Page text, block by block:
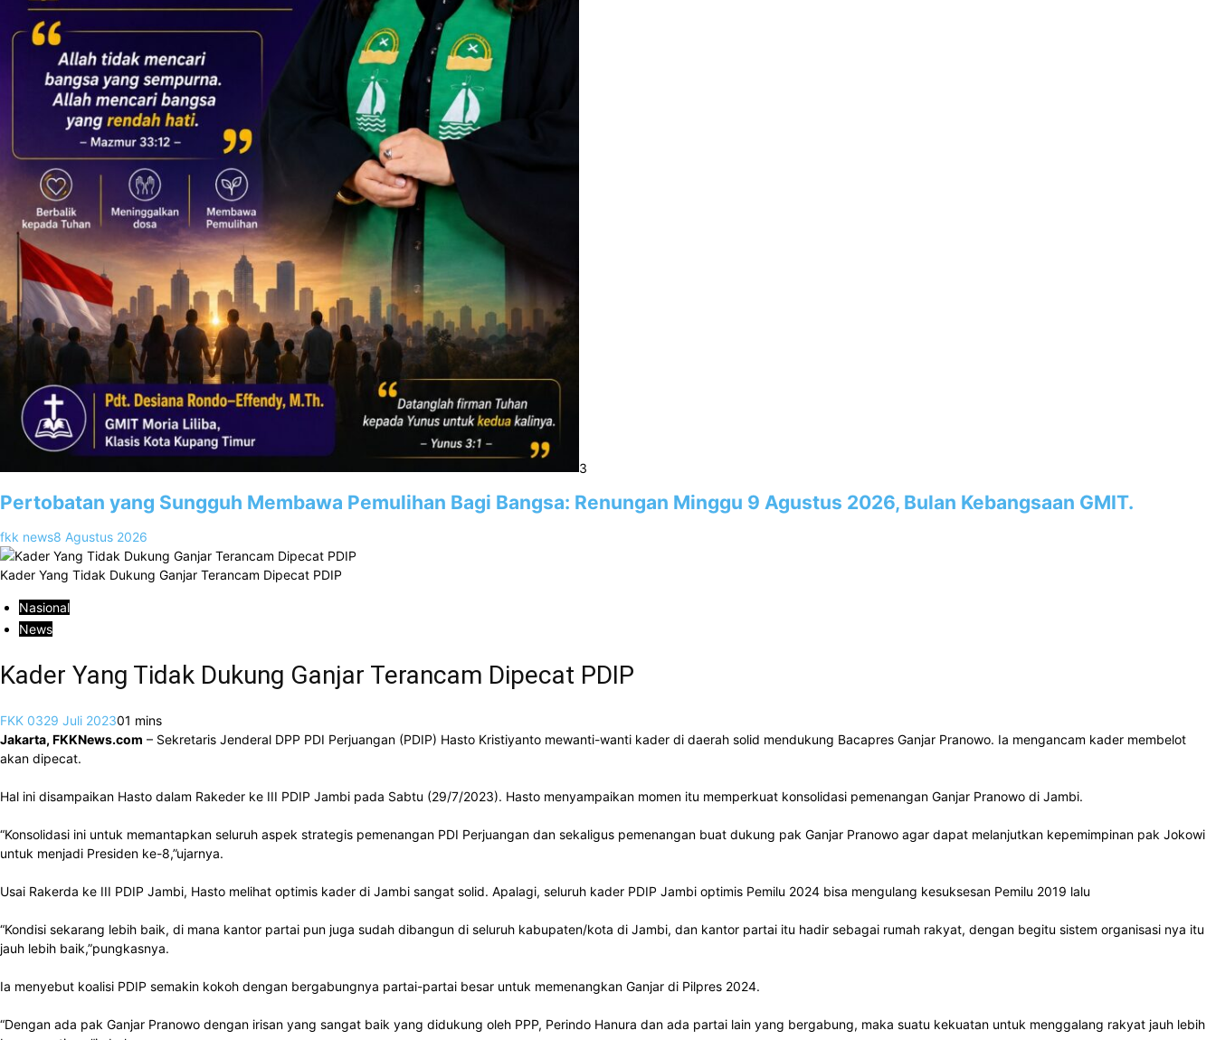
3
Pertobatan yang Sungguh Membawa Pemulihan Bagi Bangsa: Renungan Minggu 9 Agustus 2026, Bulan Kebangsaan GMIT.
fkk news8 Agustus 2026
Kader Yang Tidak Dukung Ganjar Terancam Dipecat PDIP
Nasional
News
Kader Yang Tidak Dukung Ganjar Terancam Dipecat PDIP
FKK 0329 Juli 202301 mins
Jakarta, FKKNews.com – Sekretaris Jenderal DPP PDI Perjuangan (PDIP) Hasto Kristiyanto mewanti-wanti kader di daerah solid mendukung Bacapres Ganjar Pranowo. Ia mengancam kader membelot
akan dipecat.
Hal ini disampaikan Hasto dalam Rakeder ke III PDIP Jambi pada Sabtu (29/7/2023). Hasto menyampaikan momen itu memperkuat konsolidasi pemenangan Ganjar Pranowo di Jambi.
“Konsolidasi ini untuk memantapkan seluruh aspek strategis pemenangan PDI Perjuangan dan sekaligus pemenangan buat dukung pak Ganjar Pranowo agar dapat melanjutkan kepemimpinan pak Jokowi
untuk menjadi Presiden ke-8,”ujarnya.
Usai Rakerda ke III PDIP Jambi, Hasto melihat optimis kader di Jambi sangat solid. Apalagi, seluruh kader PDIP Jambi optimis Pemilu 2024 bisa mengulang kesuksesan Pemilu 2019 lalu
“Kondisi sekarang lebih baik, di mana kantor partai pun juga sudah dibangun di seluruh kabupaten/kota di Jambi, dan kantor partai itu hadir sebagai rumah rakyat, dengan begitu sistem organisasi nya itu
jauh lebih baik,”pungkasnya.
Ia menyebut koalisi PDIP semakin kokoh dengan bergabungnya partai-partai besar untuk memenangkan Ganjar di Pilpres 2024.
“Dengan ada pak Ganjar Pranowo dengan irisan yang sangat baik yang didukung oleh PPP, Perindo Hanura dan ada partai lain yang bergabung, maka suatu kekuatan untuk menggalang rakyat jauh lebih